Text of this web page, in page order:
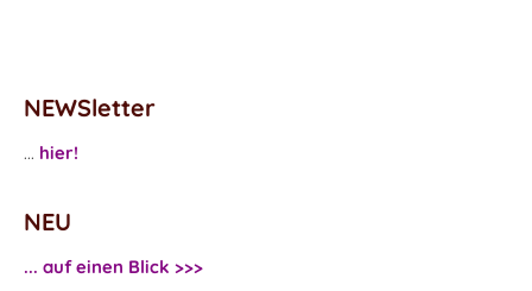
NEWSletter
... hier!
NEU
... auf einen Blick >>>